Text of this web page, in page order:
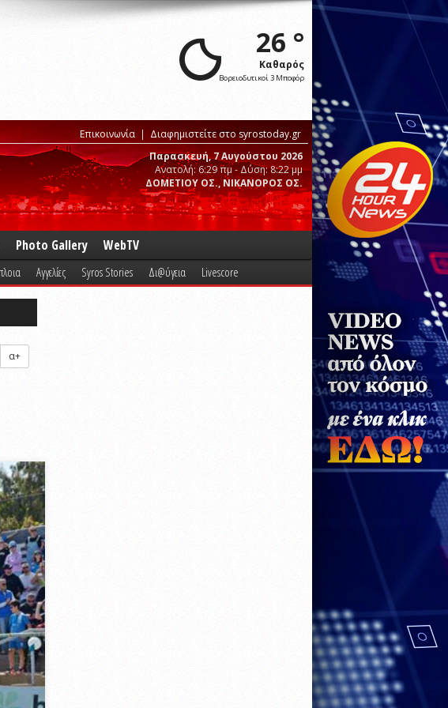
26 °
Καθαρός
Βορειοδυτικοί 3 Μποφόρ
Επικοινωνία
Διαφημιστείτε στο syrostoday.gr
Παρασκευή, 7 Αυγούστου 2026
Ανατολή: 6:29 πμ - Δύση: 8:22 μμ
ΔΟΜΕΤΙΟΥ ΟΣ., ΝΙΚΑΝΟΡΟΣ ΟΣ.
Photo Gallery WebTV
Αγγελίες Syros Stories Δι@ύγεια Livescore
α+